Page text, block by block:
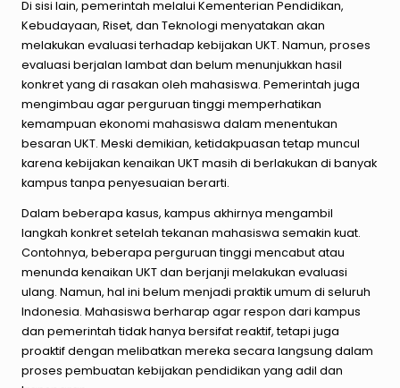
Di sisi lain, pemerintah melalui Kementerian Pendidikan,
Kebudayaan, Riset, dan Teknologi menyatakan akan
melakukan evaluasi terhadap kebijakan UKT. Namun, proses
evaluasi berjalan lambat dan belum menunjukkan hasil
konkret yang di rasakan oleh mahasiswa. Pemerintah juga
mengimbau agar perguruan tinggi memperhatikan
kemampuan ekonomi mahasiswa dalam menentukan
besaran UKT. Meski demikian, ketidakpuasan tetap muncul
karena kebijakan kenaikan UKT masih di berlakukan di banyak
kampus tanpa penyesuaian berarti.
Dalam beberapa kasus, kampus akhirnya mengambil
langkah konkret setelah tekanan mahasiswa semakin kuat.
Contohnya, beberapa perguruan tinggi mencabut atau
menunda kenaikan UKT dan berjanji melakukan evaluasi
ulang. Namun, hal ini belum menjadi praktik umum di seluruh
Indonesia. Mahasiswa berharap agar respon dari kampus
dan pemerintah tidak hanya bersifat reaktif, tetapi juga
proaktif dengan melibatkan mereka secara langsung dalam
proses pembuatan kebijakan pendidikan yang adil dan